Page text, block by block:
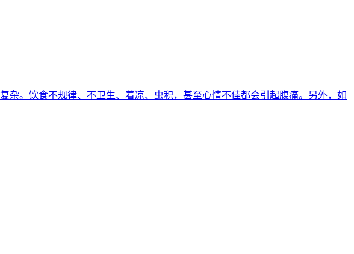
杂。饮食不规律、不卫生、着凉、虫积，甚至心情不佳都会引起腹痛。另外，如